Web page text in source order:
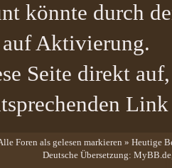
könnte durch
Aktivierung.
Seite direkt
Foren als gelesen markieren » Heutige
Deutsche Übersetzung: MyBB.de